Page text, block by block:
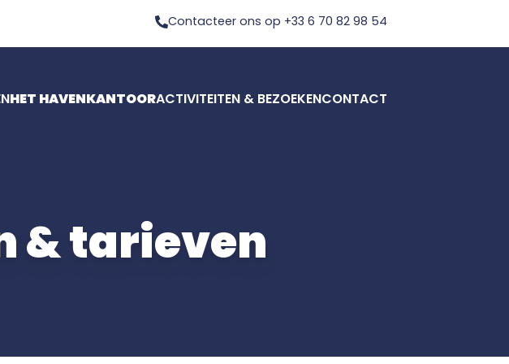
Contacteer ons op +33 6 70 82 98 54
HET HAVENKANTOORACTIVITEITEN & BEZOEKENCONTACT
& tarieven